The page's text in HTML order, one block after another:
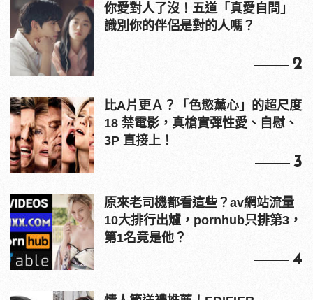
你愛對人了沒！五道「真愛自問」
識別你的伴侶是對的人嗎？
2
比A片更Ａ？「色慾薰心」的超尺度
18 禁電影，真槍實彈性愛、自慰、
3P 直接上！
3
原來老司機都看這些？av網站流量
10大排行出爐，pornhub只排第3，
第1名竟是他？
4